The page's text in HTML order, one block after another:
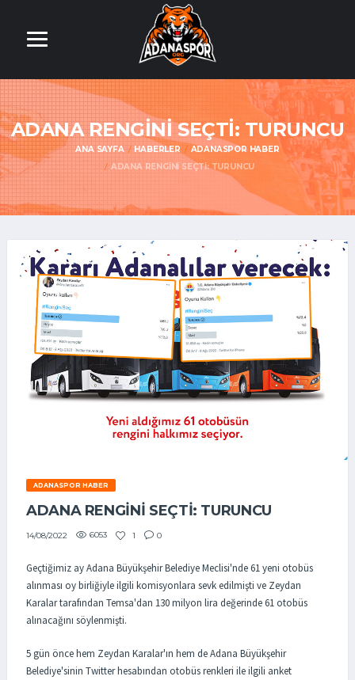
ADANA RENGİNİ SEÇTİ: TURUNCU
ANA SAYFA HABERLER
ADANASPOR HABER
ADANA RENGİNİ SEÇTİ: TURUNCU
ADANASPOR HABER
ADANA RENGİNİ SEÇTİ: TURUNCU
14/08/2022 6053 1 0
Geçtiğimiz ay Adana Büyükşehir Belediye Meclisi'nde 61 yeni otobüs
alınması oy birliğiyle ilgili komisyonlara sevk edilmişti ve Zeydan
Karalar tarafından Temsa'dan 130 milyon lira değerinde 61 otobüs
alınacağını söylenmişti.
5 gün önce hem Zeydan Karalar'ın hem de Adana Büyükşehir
Belediye'sinin Twitter hesabından otobüs renkleri ile ilgili anket